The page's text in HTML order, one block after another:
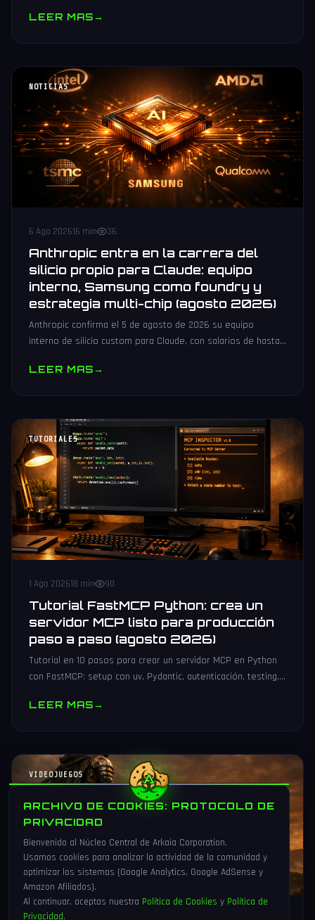
LEER MAS→
NOTICIAS
6 Ago 202616 min 36
Anthropic entra en la carrera del
silicio propio para Claude: equipo
interno, Samsung como foundry y
estrategia multi-chip (agosto 2026)
Anthropic confirma el 5 de agosto de 2026 su equipo
interno de silicio custom para Claude, con salarios de hasta
estrategia multi-chip.
LEER MAS→
TUTORIALES
1 Ago 202618 min 90
Tutorial FastMCP Python: crea un
servidor MCP listo para producción
paso a paso (agosto 2026)
Tutorial en 10 pasos para crear un servidor MCP en Python
con FastMCP: setup con uv, Pydantic, autenticación, testing,
LEER MAS→
VIDEOJUEGOS
ARCHIVO DE COOKIES: PROTOCOLO DE
PRIVACIDAD
Bienvenido al Núcleo Central de Arkaia Corporation.
Usamos cookies para analizar la actividad de la comunidad y
optimizar los sistemas (Google Analytics, Google AdSense y
Amazon Afiliados).
Al continuar, aceptas nuestra Política de Cookies y Política de
Privacidad.